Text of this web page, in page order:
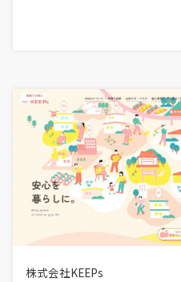
株式会社KEEPs